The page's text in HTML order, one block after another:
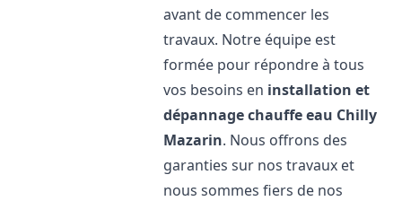
avant de commencer les
travaux. Notre équipe est
formée pour répondre à tous
vos besoins en installation et
dépannage chauffe eau Chilly
Mazarin. Nous offrons des
garanties sur nos travaux et
nous sommes fiers de nos